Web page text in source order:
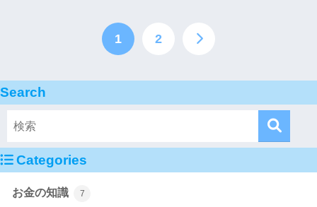
1 2
Search
Categories
お金の知識 7